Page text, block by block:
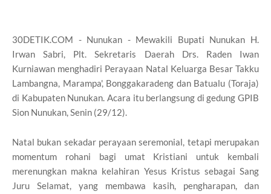
30DETIK.COM - Nunukan - Mewakili Bupati Nunukan H.
Irwan Sabri, Plt. Sekretaris Daerah Drs. Raden Iwan
Kurniawan menghadiri Perayaan Natal Keluarga Besar Takku
Lambangna, Marampa', Bonggakaradeng dan Batualu (Toraja)
di Kabupaten Nunukan. Acara itu berlangsung di gedung GPIB
Sion Nunukan, Senin (29/12).
Natal bukan sekadar perayaan seremonial, tetapi merupakan
momentum rohani bagi umat Kristiani untuk kembali
merenungkan makna kelahiran Yesus Kristus sebagai Sang
Juru Selamat, yang membawa kasih, pengharapan, dan